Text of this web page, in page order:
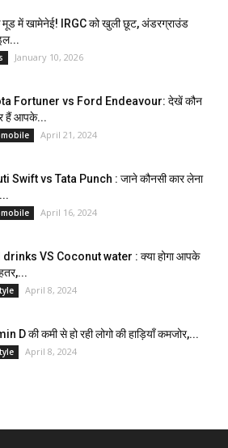
में खामेनेई! IRGC को खुली छूट, अंडरग्राउंड
January 10, 2026
Fortuner vs Ford Endeavour: देखें कौन
हैं आपके...
April 21, 2024
Swift vs Tata Punch : जाने कौनसी कार लेना
April 16, 2024
VS Coconut water : क्या होगा आपके
April 8, 2024
D की कमी से हो रही लोगो की हाड़ियाँ कमजोर,...
April 8, 2024